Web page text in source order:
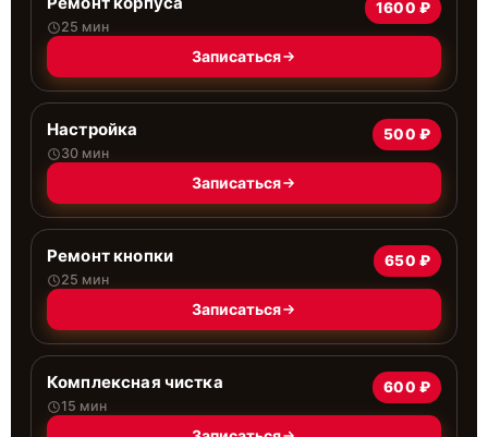
25 мин
1600 ₽
Записаться
Настройка
30 мин
500 ₽
Записаться
Ремонт кнопки
25 мин
650 ₽
Записаться
Комплексная чистка
15 мин
600 ₽